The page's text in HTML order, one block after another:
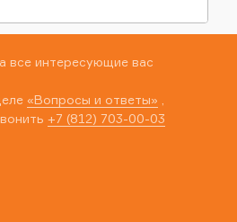
все интересующие вас
«Вопросы и ответы»
+7 (812) 703-00-03